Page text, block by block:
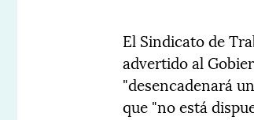
El Sindicato de
advertido al
"desencadenará
que "no está